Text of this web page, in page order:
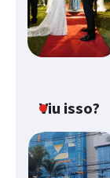
Viu isso?